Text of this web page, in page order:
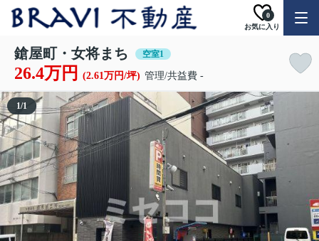
お気に入り
0
鎗屋町・女将まち 空室1
26.4万円 (2.61万円/坪) 管理/共益費 -
1/1